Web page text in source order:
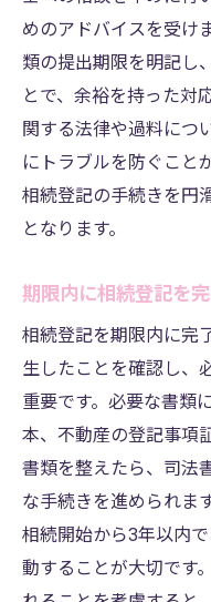
めのアドバイスを受け
類の提出期限を明記し
とで、余裕を持った対
関する法律や過料につ
にトラブルを防ぐこと
相続登記の手続きを円
となります。
期限内に相続登記を
相続登記を期限内に完
生したことを確認し、
重要です。必要な書類
本、不動産の登記事項
書類を整えたら、司法
な手続きを進められま
相続開始から3年以内
動することが大切です